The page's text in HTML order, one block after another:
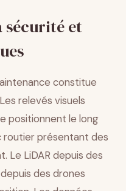
et
constitue
relevés visuels
positionnent le long
routier présentant des
Le LiDAR depuis des
des drones